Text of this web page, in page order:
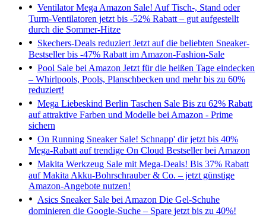
Ventilator Mega Amazon Sale! Auf Tisch-, Stand oder
Turm-Ventilatoren jetzt bis -52% Rabatt – gut aufgestellt
durch die Sommer-Hitze
Skechers-Deals reduziert Jetzt auf die beliebten Sneaker-
Bestseller bis -47% Rabatt im Amazon-Fashion-Sale
Pool Sale bei Amazon Jetzt für die heißen Tage eindecken
– Whirlpools, Pools, Planschbecken und mehr bis zu 60%
reduziert!
Mega Liebeskind Berlin Taschen Sale Bis zu 62% Rabatt
auf attraktive Farben und Modelle bei Amazon - Prime
sichern
On Running Sneaker Sale! Schnapp' dir jetzt bis 40%
Mega-Rabatt auf trendige On Cloud Bestseller bei Amazon
Makita Werkzeug Sale mit Mega-Deals! Bis 37% Rabatt
auf Makita Akku-Bohrschrauber & Co. – jetzt günstige
Amazon-Angebote nutzen!
Asics Sneaker Sale bei Amazon Die Gel-Schuhe
dominieren die Google-Suche – Spare jetzt bis zu 40%!